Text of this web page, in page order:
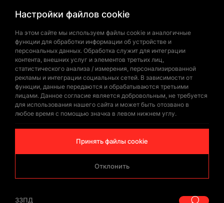
ваши потребности вы можете обсудить,
связавшись с Trend Bayrak.
Посетите нас через Google Карты!
+90 532 646 60 58
(212) 475 28 00
+90 532 577 60 57
bilgi@trendbayrak.com
Uğur Mumcu Mah. Eski Edirne Asfaltı
Cad. No : 554-556 İç Kapı NO: 1
SULTANGAZİ /İSTANBUL
Настройки файлов cookie
На этом сайте мы используем файлы cookie и аналогичные
функции для обработки информации об устройстве и
персональных данных. Обработка служит для интеграции
контента, внешних услуг и элементов третьих лиц,
статистического анализа / измерения, персонализированной
рекламы и интеграции социальных сетей. В зависимости от
функции, данные передаются и обрабатываются третьими
лицами. Данное согласие является добровольным, не требуется
для использования нашего сайта и может быть отозвано в
любое время с помощью значка в левом нижнем углу.
Принять файлы cookie
Отклонить
ЗЗПД